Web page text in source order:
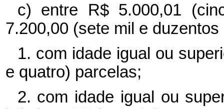
c) entre R$ 5.000,01
7.200,00 (sete mil e duzentos
1. com idade igual ou
e quatro) parcelas;
2. com idade igual ou